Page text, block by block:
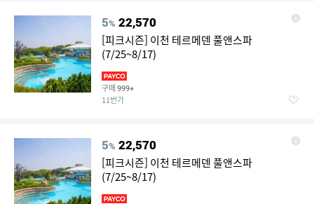
5% 22,570
[피크시즌] 이천 테르메덴 풀앤스파
(7/25~8/17)
구매 999+
11번가
5% 22,570
[피크시즌] 이천 테르메덴 풀앤스파
(7/25~8/17)